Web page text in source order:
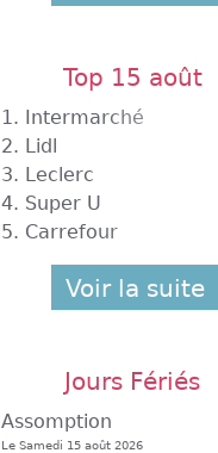
Top 15 août
1. Intermarché
2. Lidl
3. Leclerc
4. Super U
5. Carrefour
Voir la suite
Jours Fériés
Assomption
Le Samedi 15 août 2026